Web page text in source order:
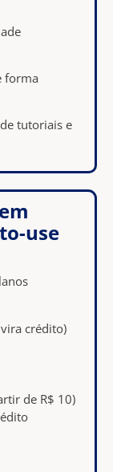
forma
tutoriais e
use
crédito)
de R$ 10)